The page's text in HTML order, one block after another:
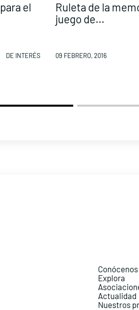
el
DE INTERÉS
Ruleta de la
juego de...
09 FEBRERO, 2016
Conócenos
Explora
Actualidad
Nuestros